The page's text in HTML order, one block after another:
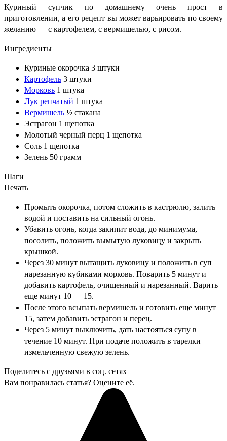
Куриный супчик по домашнему очень прост в
приготовлении, а его рецепт вы может варьировать по своему
желанию — с картофелем, с вермишелью, с рисом.
Ингредиенты
Куриные окорочка 3 штуки
Картофель 3 штуки
Морковь 1 штука
Лук репчатый 1 штука
Вермишель ½ стакана
Эстрагон 1 щепотка
Молотый черный перц 1 щепотка
Соль 1 щепотка
Зелень 50 грамм
Шаги
Печать
Промыть окорочка, потом сложить в кастрюлю, залить
водой и поставить на сильный огонь.
Убавить огонь, когда закипит вода, до минимума,
посолить, положить вымытую луковицу и закрыть
крышкой.
Через 30 минут вытащить луковицу и положить в суп
нарезанную кубиками морковь. Поварить 5 минут и
добавить картофель, очищенный и нарезанный. Варить
еще минут 10 — 15.
После этого всыпать вермишель и готовить еще минут
15, затем добавить эстрагон и перец.
Через 5 минут выключить, дать настояться супу в
течение 10 минут. При подаче положить в тарелки
измельченную свежую зелень.
Поделитесь с друзьями в соц. сетях
Вам понравилась статья? Оцените её.